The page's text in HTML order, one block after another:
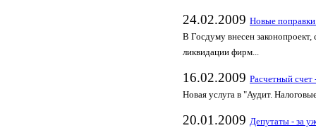
24.02.2009 Новые поправки
В Госдуму внесен
ликвидации фирм...
16.02.2009 Расчетный счет
Новая услуга в "Аудит.
20.01.2009 Депутаты - за